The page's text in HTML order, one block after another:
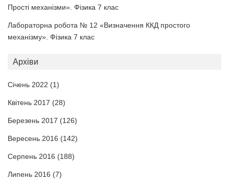
Прості механізми». Фізика 7 клас
Лабораторна робота № 12 «Визначення ККД простого
механізму». Фізика 7 клас
Архіви
Січень 2022 (1)
Квітень 2017 (28)
Березень 2017 (126)
Вересень 2016 (142)
Серпень 2016 (188)
Липень 2016 (7)